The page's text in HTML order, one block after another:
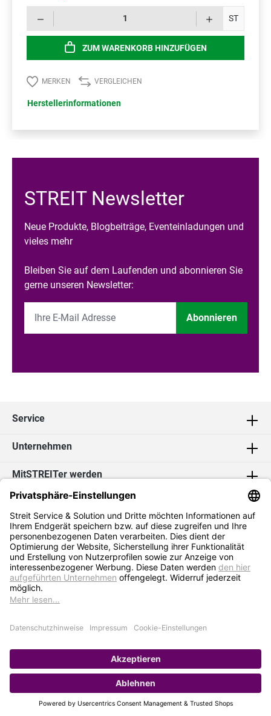
ST
ZUM WARENKORB HINZUFÜGEN
MERKEN VERGLEICHEN
Herstellerinformationen
STREIT Newsletter
Neue Produkte, Blogbeiträge, Eventeinladungen und
vieles mehr
Bleiben Sie auf dem Laufenden und abonnieren Sie
gerne unseren Newsletter:
Abonnieren
Service
Unternehmen
MitSTREITer werden
Kontakt
Social Media
* Alle Preise exkl. MwSt. zzgl.Versandkosten
Impressum
Hinweisgebersystem
Erklärung zur Barrierefreiheit
Verkauf nur an Selbstständige / Gewerbetreibende. Kein Verkauf an
Privat. Preise gelten nur bei Bestellung im Online-Shop